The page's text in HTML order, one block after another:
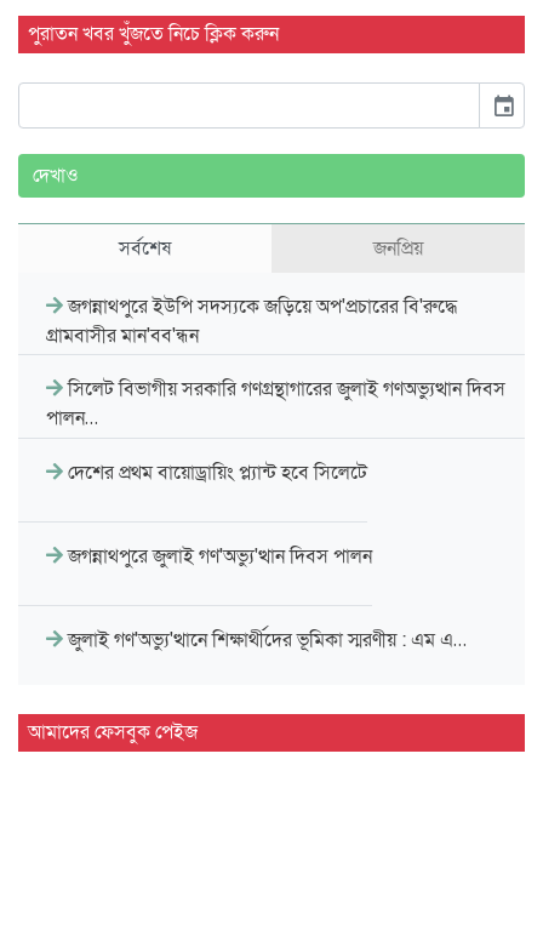
পুরাতন খবর খুঁজতে নিচে ক্লিক করুন
event
দেখাও
সর্বশেষ জনপ্রিয়
জগন্নাথপুরে ইউপি সদস্যকে জড়িয়ে অপ'প্রচারের বি'রুদ্ধে
গ্রামবাসীর মান'বব'ন্ধন
সিলেট বিভাগীয় সরকারি গণগ্রন্থাগারের জুলাই গণঅভ্যুত্থান দিবস
পালন…
দেশের প্রথম বায়োড্রায়িং প্ল্যান্ট হবে সিলেটে
জগন্নাথপুরে জুলাই গণ'অভ্যু'ত্থান দিবস পালন
জুলাই গণ'অভ্যু'ত্থানে শিক্ষার্থীদের ভূমিকা স্মরণীয় : এম এ…
সিলেট প্রেসক্লাবে জুলাই গণ-অভ্যুত্থান দিবসের আলোচনা সভা
আমাদের ফেসবুক পেইজ